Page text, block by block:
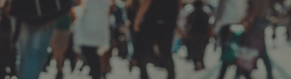
Als werkgever Steun ons Evenementen Actueel